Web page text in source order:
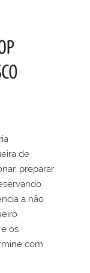
de
preparar
a não
os
com